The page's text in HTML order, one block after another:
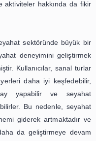
seyahat etmek
edinebilirler.
kültürel
Böylece, seyahat
bir şekilde gezebilirler.
seyahat